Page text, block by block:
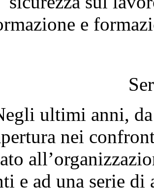
e
ultimi anni, da
nei
e ad una serie